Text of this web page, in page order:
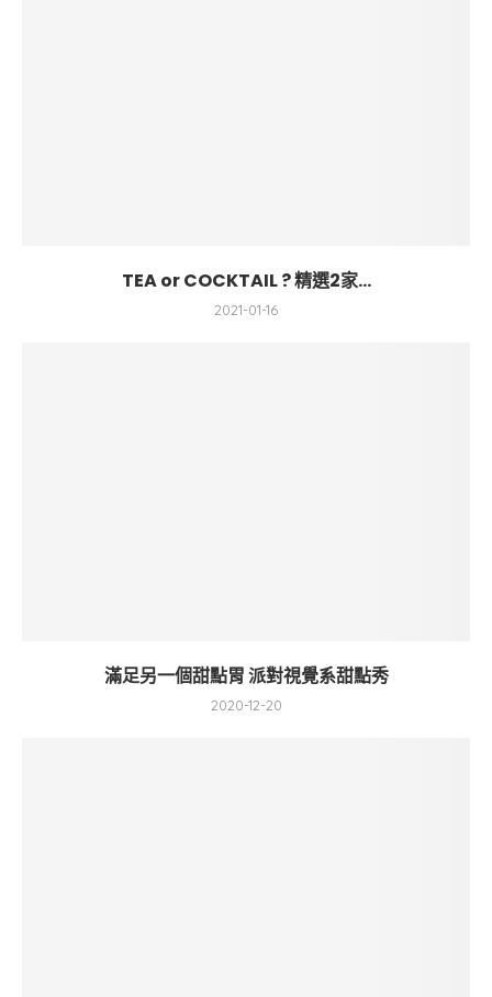
TEA or COCKTAIL ? 精選2家...
2021-01-16
滿足另一個甜點胃 派對視覺系甜點秀
2020-12-20